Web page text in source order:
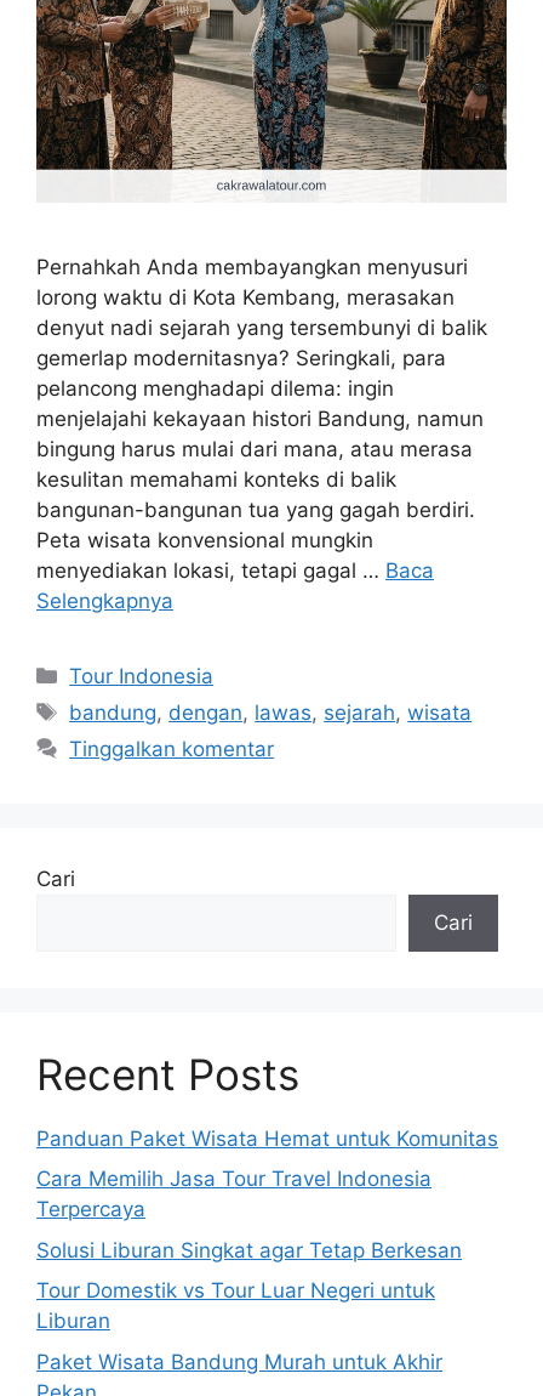
Pernahkah Anda membayangkan menyusuri
lorong waktu di Kota Kembang, merasakan
denyut nadi sejarah yang tersembunyi di balik
gemerlap modernitasnya? Seringkali, para
pelancong menghadapi dilema: ingin
menjelajahi kekayaan histori Bandung, namun
bingung harus mulai dari mana, atau merasa
kesulitan memahami konteks di balik
bangunan-bangunan tua yang gagah berdiri.
Peta wisata konvensional mungkin
menyediakan lokasi, tetapi gagal … Baca
Selengkapnya
Kategori
Tour Indonesia
Tag
bandung, dengan, lawas, sejarah,wisata
Tinggalkan komentar
Cari
Cari
Recent Posts
Panduan Paket Wisata Hemat untuk Komunitas
Cara Memilih Jasa Tour Travel Indonesia
Terpercaya
Solusi Liburan Singkat agar Tetap Berkesan
Tour Domestik vs Tour Luar Negeri untuk
Liburan
Paket Wisata Bandung Murah untuk Akhir